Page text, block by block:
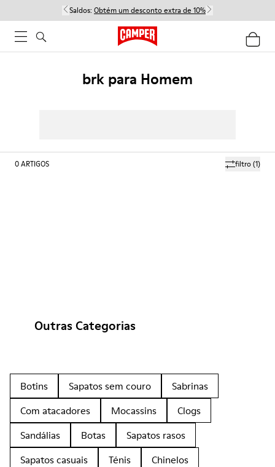
Saldos: Obtém um desconto extra de 10%
brk para Homem
filtro(1)
0ARTIGOS
Outras Categorias
Botins Sapatos sem couro
Sabrinas
Com atacadores
Mocassins
Clogs
Sandálias
Botas
Sapatos rasos
Sapatos casuais
Ténis
Chinelos